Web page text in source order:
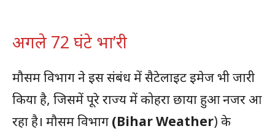
अगले 72 घंटे भा’री
मौसम विभाग ने इस संबंध में सैटेलाइट इमेज भी जारी
किया है, जिसमें पूरे राज्य में कोहरा छाया हुआ नजर आ
रहा है। मौसम विभाग (Bihar Weather) के